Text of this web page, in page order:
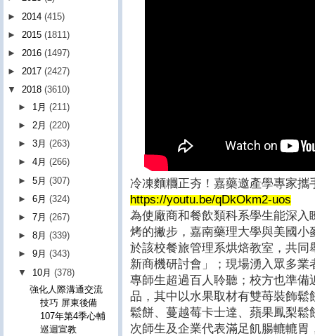
冷凍麵糰正夯！嘉藥邀產學專家攜
https://youtu.be/qDkOkm2-uos
為使廠商和餐飲類科系學生能深
烤的撇步，嘉南藥理大學與美國
於該校餐旅管理系烘焙教室，共
新商機研討會」；現場湧入眾多
專師生超過百人聆聽；校方也準
品，其中以水果取材有雙苺裝飾
鬆餅、蔓越莓卡士達、蘋果鳳梨
次師生及企業代表滿足飢腸轆轆
► 2014 (415)
► 2015 (1811)
► 2016 (1497)
► 2017 (2427)
▼ 2018 (3610)
► 1月(211)
► 2月(220)
►3月(263)
►4月(266)
►5月(307)
►6月(324)
►7月(267)
►8月(339)
►9月(343)
▼ 10月(378)
強化人際溝通交流
技巧 屏東後備
107年第4季心輔
巡迴宣教